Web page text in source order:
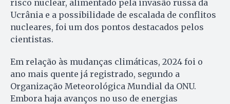
risco nuclear, alimentado pela invasão russa da
Ucrânia e a possibilidade de escalada de conflitos
nucleares, foi um dos pontos destacados pelos
cientistas.
Em relação às mudanças climáticas, 2024 foi o
ano mais quente já registrado, segundo a
Organização Meteorológica Mundial da ONU.
Embora haja avanços no uso de energias